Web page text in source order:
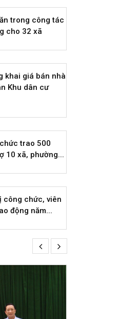
trong công tác
cho 32 xã
khai giá bán nhà
Khu dân cư
trao 500
10 xã, phường...
công chức, viên
động năm...